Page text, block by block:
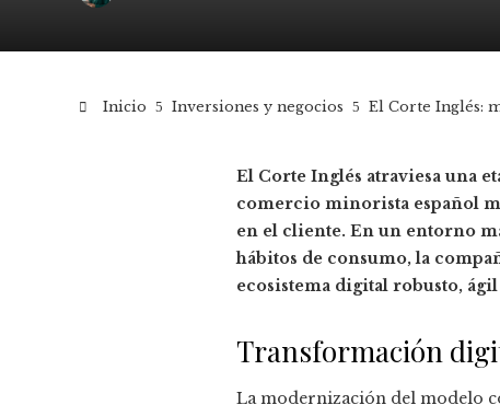
Inicio Inversiones y negocios El Corte Inglés:
El Corte Inglés atraviesa una
comercio minorista español
en el cliente. En un entorno
hábitos de consumo, la
ecosistema digital robusto,
Transformación
La modernización del modelo